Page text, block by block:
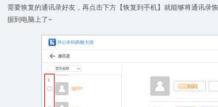
需要恢复的通讯录好友，再点击下方【恢复到手机】就能够将通讯录
据到电脑上了~